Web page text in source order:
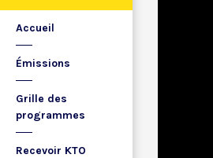
Accueil
Émissions
Grille des
programmes
Recevoir KTO